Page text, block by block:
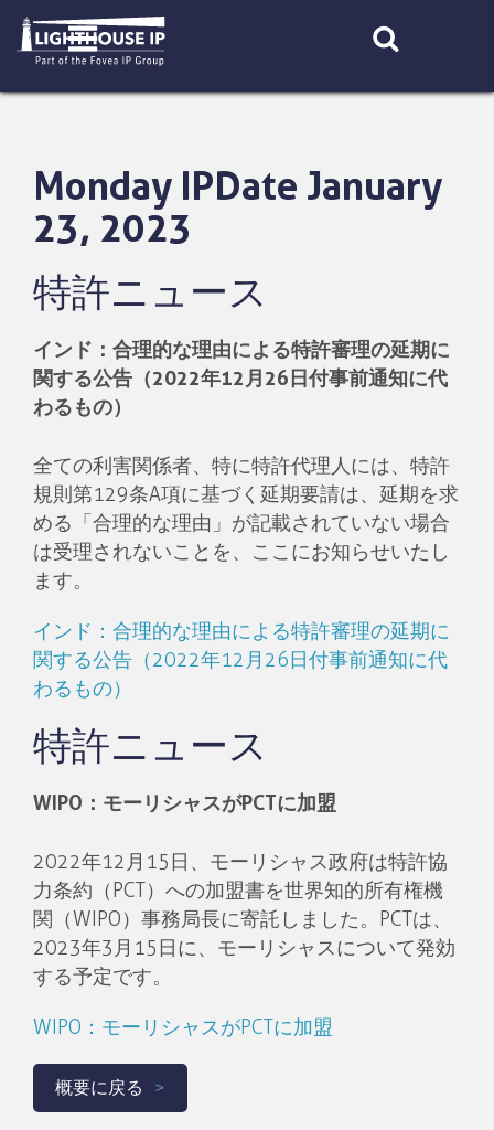
content
Monday IPDate January
23, 2023
特許ニュース
インド：合理的な理由による特許審理の延期に
関する公告（2022年12 月 26 日付事前通知に代
わるもの）
全ての利害関係者、特に特許代理人には、特許
規則第129条A項に基づく延期要請は、延期を求
める「合理的な理由」が記載されていない場合
は受理されないことを、ここにお知らせいたし
ます。
インド：合理的な理由による特許審理の延期に
関する公告（2022年12月26日付事前通知に代
わるもの）
特許ニュース
WIPO ：モーリシャスがPCTに加盟
2022年12月15日、モーリシャス政府は特許協
力条約（PCT）への加盟書を世界知的所有権機
関（WIPO）事務局長に寄託しました。PCTは、
2023年3月15日に、モーリシャスについて発効
する予定です。
WIPO：モーリシャスがPCTに加盟
概要に戻る